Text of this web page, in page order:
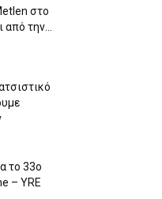
στο
την...
το 33ο
– YRE